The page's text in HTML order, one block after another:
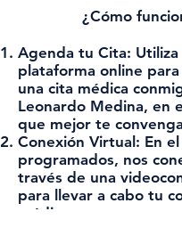
¿Cómo
Agenda tu Cita:
plataforma online
una cita médica
Leonardo Medina, en
que mejor te
Conexión Virtual: En
programados, nos
través de una
para llevar a cabo tu
médica.